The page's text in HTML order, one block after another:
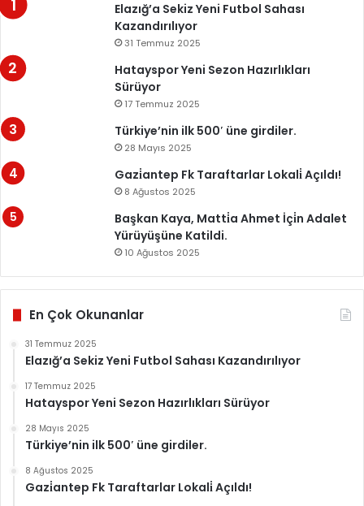
Elazığ’a Sekiz Yeni Futbol Sahası
Kazandırılıyor
31 Temmuz 2025
Hatayspor Yeni Sezon Hazırlıkları
Sürüyor
17 Temmuz 2025
Türkiye’nin ilk 500′ üne girdiler.
28 Mayıs 2025
Gazi̇antep Fk Taraftarlar Lokali̇ Açıldı!
8 Ağustos 2025
Başkan Kaya, Matti̇a Ahmet İçi̇n Adalet
Yürüyüşüne Katildi.
10 Ağustos 2025
En Çok Okunanlar
31 Temmuz 2025
Elazığ’a Sekiz Yeni Futbol Sahası Kazandırılıyor
17 Temmuz 2025
Hatayspor Yeni Sezon Hazırlıkları Sürüyor
28 Mayıs 2025
Türkiye’nin ilk 500′ üne girdiler.
8 Ağustos 2025
Gazi̇antep Fk Taraftarlar Lokali̇ Açıldı!